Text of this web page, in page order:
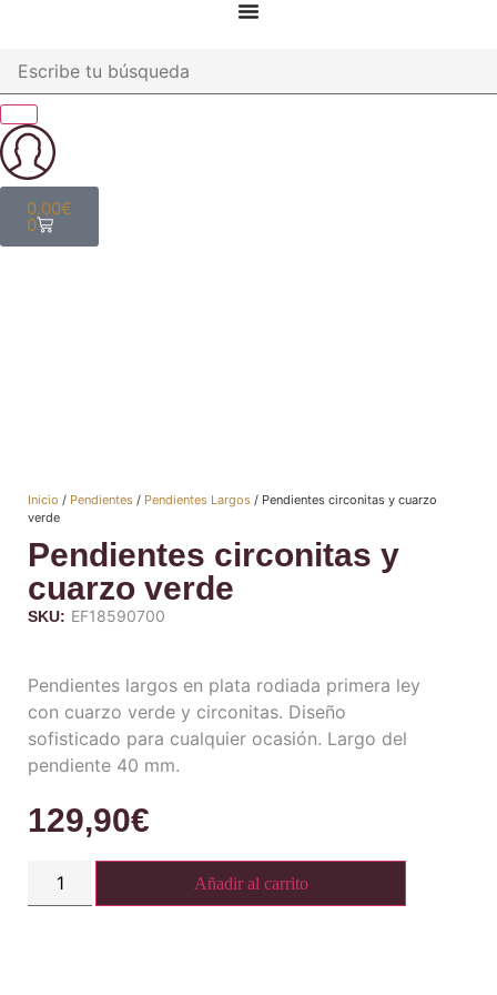
0,00€
0
Inicio / Pendientes / Pendientes Largos / Pendientes circonitas y cuarzo
verde
Pendientes circonitas y
cuarzo verde
SKU: EF18590700
Pendientes largos en plata rodiada primera ley
con cuarzo verde y circonitas. Diseño
sofisticado para cualquier ocasión. Largo del
pendiente 40 mm.
129,90€
Añadir al carrito